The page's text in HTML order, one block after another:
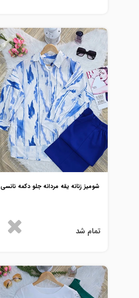
شومیز زنانه یقه مردانه جلو دکمه نانسی
تمام شد